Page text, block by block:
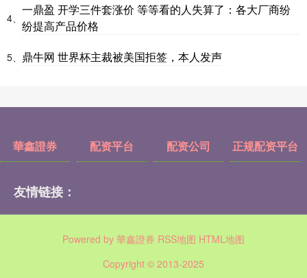
4、
一鼎盈 开学三件套涨价 等等看的人失算了：各大厂商纷
纷提高产品价格
5、 鼎牛网 世界杯主裁被美国拒签，本人发声
華鑫證券 配资平台 配资公司 正规配资平台
友情链接：
Powered by 華鑫證券 RSS地图 HTML地图
Copyright © 2013-2025